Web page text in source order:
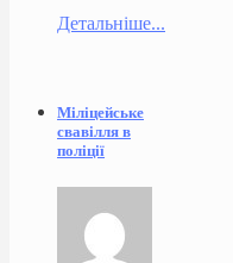
Детальніше...
Міліцейське
свавілля в
поліції